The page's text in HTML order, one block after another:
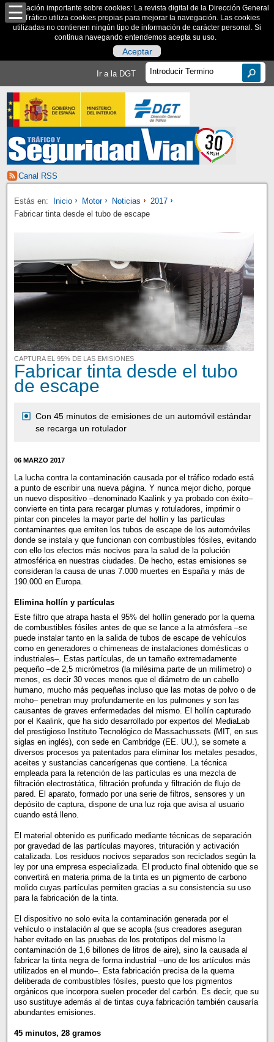
Información importante sobre cookies: La revista digital de la Dirección General
de Tráfico utiliza cookies propias para mejorar la navegación. Las cookies
utilizadas no contienen ningún tipo de información de carácter personal. Si
continua navegando entendemos acepta su uso.
Aceptar
Ir a la DGT
Canal RSS
Estás en: Inicio Motor Noticias
2017
Fabricar tinta desde el tubo de escape
CAPTURA EL 95% DE LAS EMISIONES
Fabricar tinta desde el tubo
de escape
Con 45 minutos de emisiones de un automóvil estándar
se recarga un rotulador
06 MARZO 2017
La lucha contra la contaminación causada por el tráfico rodado está
a punto de escribir una nueva página. Y nunca mejor dicho, porque
un nuevo dispositivo –denominado Kaalink y ya probado con éxito–
convierte en tinta para recargar plumas y rotuladores, imprimir o
pintar con pinceles la mayor parte del hollín y las partículas
contaminantes que emiten los tubos de escape de los automóviles
donde se instala y que funcionan con combustibles fósiles, evitando
con ello los efectos más nocivos para la salud de la polución
atmosférica en nuestras ciudades. De hecho, estas emisiones se
consideran la causa de unas 7.000 muertes en España y más de
190.000 en Europa.
Elimina hollín y partículas
Este filtro que atrapa hasta el 95% del hollín generado por la quema
de combustibles fósiles antes de que se lance a la atmósfera –se
puede instalar tanto en la salida de tubos de escape de vehículos
como en generadores o chimeneas de instalaciones domésticas o
industriales–. Estas partículas, de un tamaño extremadamente
pequeño –de 2,5 micrómetros (la milésima parte de un milímetro) o
menos, es decir 30 veces menos que el diámetro de un cabello
humano, mucho más pequeñas incluso que las motas de polvo o de
moho– penetran muy profundamente en los pulmones y son las
causantes de graves enfermedades del mismo. El hollín capturado
por el Kaalink, que ha sido desarrollado por expertos del MediaLab
del prestigioso Instituto Tecnológico de Massachussets (MIT, en sus
siglas en inglés), con sede en Cambridge (EE. UU.), se somete a
diversos procesos ya patentados para eliminar los metales pesados,
aceites y sustancias cancerígenas que contiene. La técnica
empleada para la retención de las partículas es una mezcla de
filtración electrostática, filtración profunda y filtración de flujo de
pared. El aparato, formado por una serie de filtros, sensores y un
depósito de captura, dispone de una luz roja que avisa al usuario
cuando está lleno.
El material obtenido es purificado mediante técnicas de separación
por gravedad de las partículas mayores, trituración y activación
catalizada. Los residuos nocivos separados son reciclados según la
ley por una empresa especializada. El producto final obtenido que se
convertirá en materia prima de la tinta es un pigmento de carbono
molido cuyas partículas permiten gracias a su consistencia su uso
para la fabricación de la tinta.
El dispositivo no solo evita la contaminación generada por el
vehículo o instalación al que se acopla (sus creadores aseguran
haber evitado en las pruebas de los prototipos del mismo la
contaminación de 1,6 billones de litros de aire), sino la causada al
fabricar la tinta negra de forma industrial –uno de los artículos más
utilizados en el mundo–. Esta fabricación precisa de la quema
deliberada de combustibles fósiles, puesto que los pigmentos
orgánicos que incorpora suelen proceder del carbón. Es decir, que su
uso sustituye además al de tintas cuya fabricación también causaría
abundantes emisiones.
45 minutos, 28 gramos